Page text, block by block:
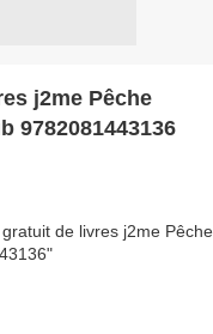
j2me Pêche
9782081443136